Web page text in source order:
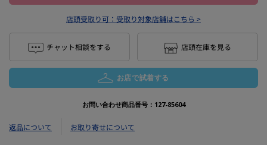
店頭受取り可： 受取り対象店舗はこちら >
チャット相談をする 店頭在庫を見る
お店で試着する
お問い合わせ商品番号： 127-85604
返品について お取り寄せについて